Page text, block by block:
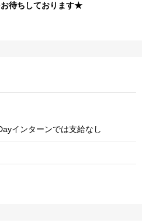
待ちしております★
インターンでは支給なし